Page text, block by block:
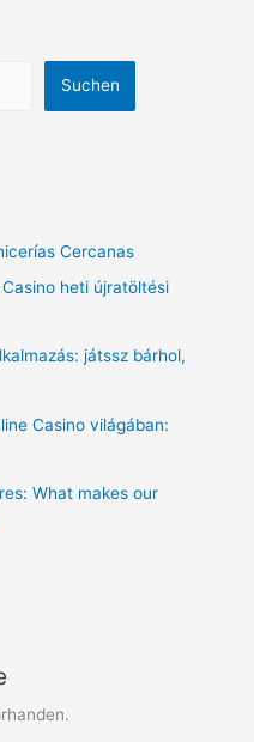
Suchen
Cercanas
heti újratöltési
játssz bárhol,
Casino világában:
What makes our